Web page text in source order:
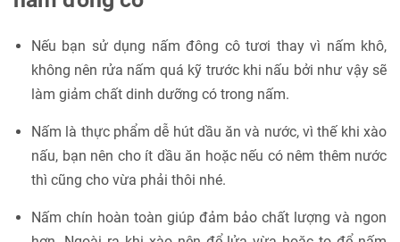
Nếu bạn sử dụng nấm đông cô tươi thay vì nấm khô,
không nên rửa nấm quá kỹ trước khi nấu bởi như vậy sẽ
làm giảm chất dinh dưỡng có trong nấm.
Nấm là thực phẩm dễ hút dầu ăn và nước, vì thế khi xào
nấu, bạn nên cho ít dầu ăn hoặc nếu có nêm thêm nước
thì cũng cho vừa phải thôi nhé.
Nấm chín hoàn toàn giúp đảm bảo chất lượng và ngon